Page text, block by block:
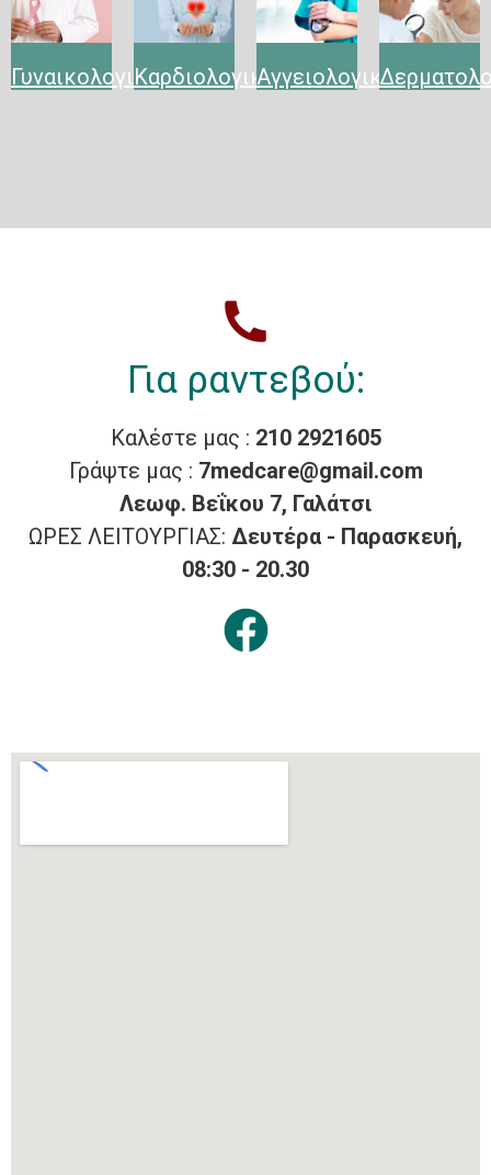
ΓυναικολογικόΚαρδιολογικόΑγγειολογικό
Για ραντεβού:
Καλέστε μας : 210 2921605
Γράψτε μας : 7medcare@gmail.com
Λεωφ. Βεΐκου 7, Γαλάτσι
ΩΡΕΣ ΛΕΙΤΟΥΡΓΙΑΣ: Δευτέρα - Παρασκευή,
08:30 - 20.30